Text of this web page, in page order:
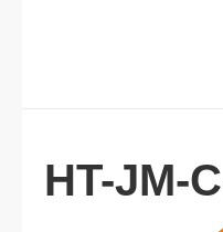
HT-JM-